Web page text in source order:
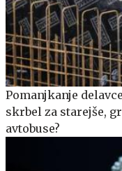
Pomanjkanje
skrbel za starejše,
avtobuse?